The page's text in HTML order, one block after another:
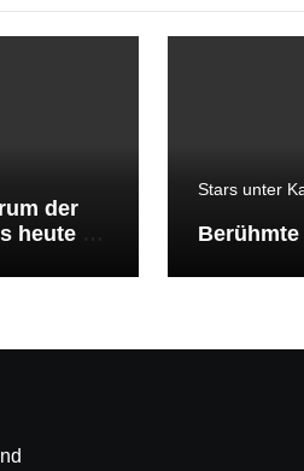
der
heute zu
Stars unter
Berühmte